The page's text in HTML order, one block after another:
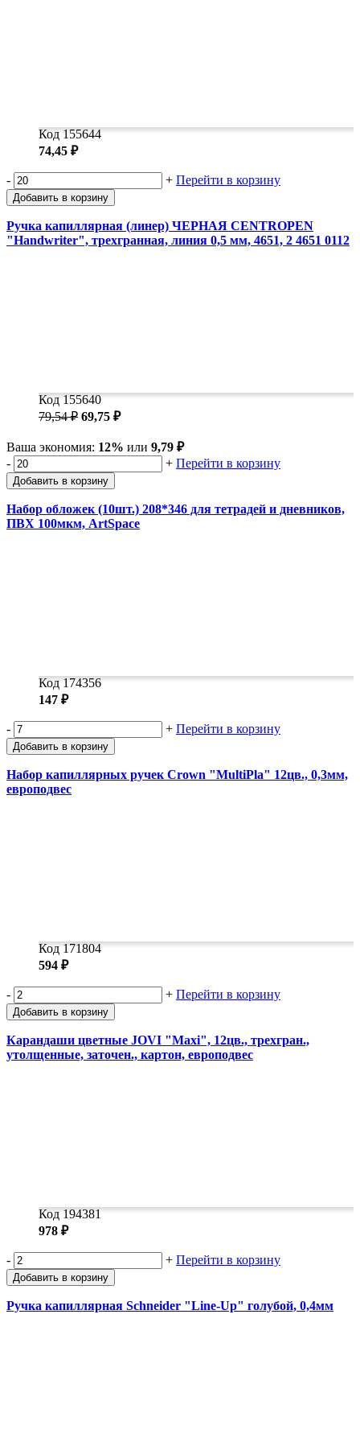
Код 155644
74,45 ₽
- + Перейти в корзину
Добавить в корзину
Ручка капиллярная (линер) ЧЕРНАЯ CENTROPEN
"Handwriter", трехгранная, линия 0,5 мм, 4651, 2 4651 0112
Код 155640
79,54 ₽ 69,75 ₽
Ваша экономия: 12% или 9,79 ₽
-
+ Перейти в корзину
Добавить в корзину
Набор обложек (10шт.) 208*346 для тетрадей и дневников,
ПВХ 100мкм, ArtSpace
Код 174356
147 ₽
- + Перейти в корзину
Добавить в корзину
Набор капиллярных ручек Crown "MultiPla" 12цв., 0,3мм,
европодвес
Код 171804
594 ₽
- + Перейти в корзину
Добавить в корзину
Карандаши цветные JOVI "Maxi", 12цв., трехгран.,
утолщенные, заточен., картон, европодвес
Код 194381
978 ₽
- + Перейти в корзину
Добавить в корзину
Ручка капиллярная Schneider "Line-Up" голубой, 0,4мм